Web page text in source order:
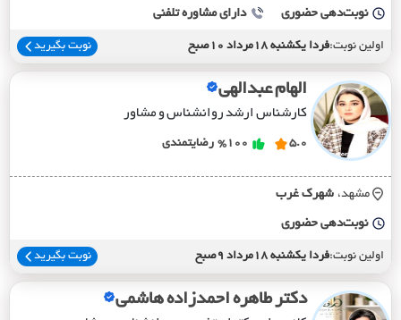
نوبت‌دهی حضوری دارای مشاوره تلفنی
اولین نوبت:فردا یکشنبه 18مرداد 10صبح نوبت بگیرید
الهام عبدالهی
کارشناس ارشد روانشناس و مشاور
5.0
%100 رضایتمندی
مشهد، شهرک غرب
نوبت‌دهی حضوری
اولین نوبت:فردا یکشنبه 18مرداد 9صبح نوبت بگیرید
دکتر طاهره احمدزاده هاشمی